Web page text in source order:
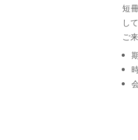
短
し
ご